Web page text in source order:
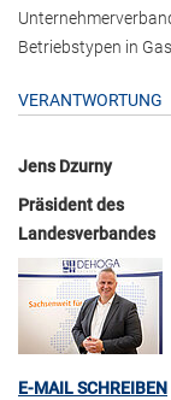
Betriebstypen in
VERANTWORTUNG
Jens Dzurny
Präsident des
Landesverbandes
E-MAIL SCHREIBEN